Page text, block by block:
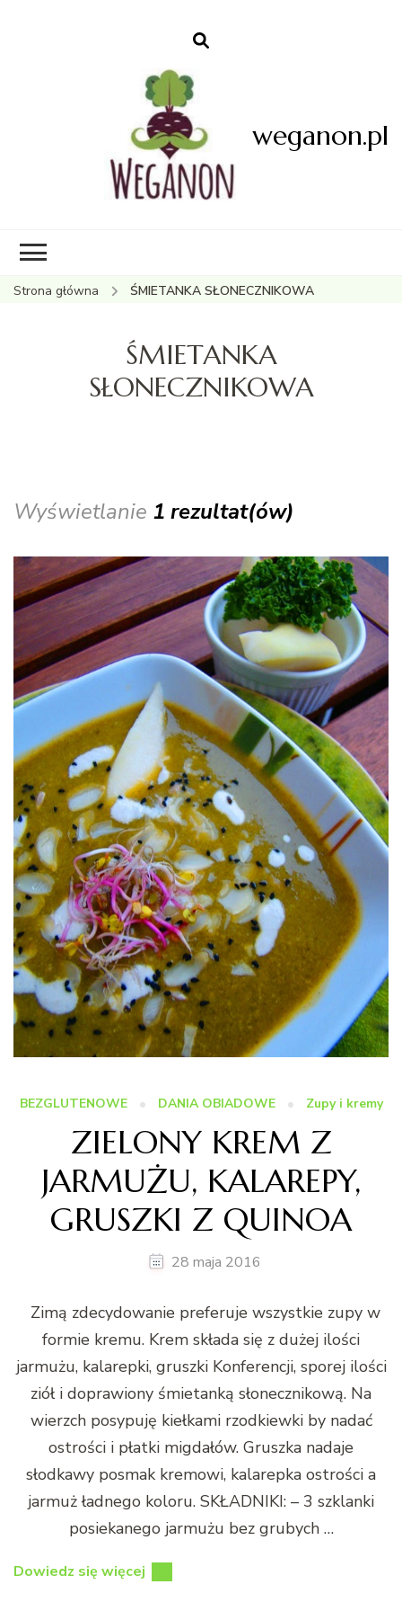
weganon.pl
Strona główna ŚMIETANKA SŁONECZNIKOWA
ŚMIETANKA
SŁONECZNIKOWA
Wyświetlanie 1 rezultat(ów)
BEZGLUTENOWE DANIA OBIADOWE Zupy i kremy
ZIELONY KREM Z
JARMUŻU, KALAREPY,
GRUSZKI Z QUINOA
28 maja 2016
Zimą zdecydowanie preferuje wszystkie zupy w
formie kremu. Krem składa się z dużej ilości
jarmużu, kalarepki, gruszki Konferencji, sporej ilości
ziół i doprawiony śmietanką słonecznikową. Na
wierzch posypuję kiełkami rzodkiewki by nadać
ostrości i płatki migdałów. Gruszka nadaje
słodkawy posmak kremowi, kalarepka ostrości a
jarmuż ładnego koloru. SKŁADNIKI: – 3 szklanki
posiekanego jarmużu bez grubych …
Dowiedz się więcej